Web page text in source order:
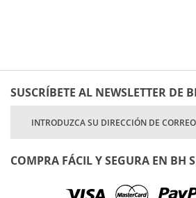
SUSCRÍBETE AL NEWSLETTER DE
boletín
de
COMPRA FÁCIL Y SEGURA EN BH